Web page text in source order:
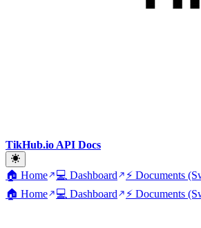
TikHub.io API Docs
🏠 Home 💻 Dashboard ⚡ Documents
🏠 Home
💻 Dashboard ⚡ Documents